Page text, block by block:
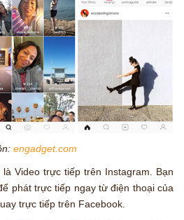
engadget.com
Video trực tiếp trên Instagram. Bạn
phát trực tiếp ngay từ điện thoại của
trực tiếp trên Facebook.